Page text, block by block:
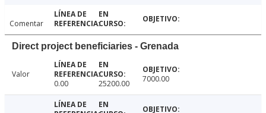
Comentar
Direct project beneficiaries - Grenada
Valor
0.00
25200.00 7000.00